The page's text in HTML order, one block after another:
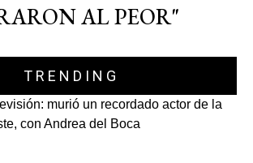
AL PEOR"
TRENDING